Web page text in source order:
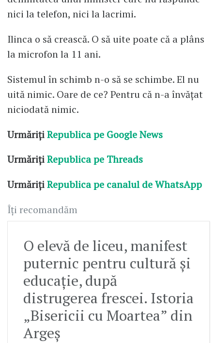
nici la telefon, nici la lacrimi.
Ilinca o să crească. O să uite poate că a plâns
la microfon la 11 ani.
Sistemul în schimb n-o să se schimbe. El nu
uită nimic. Oare de ce? Pentru că n-a învățat
niciodată nimic.
UrmărițiRepublica pe Google News
UrmărițiRepublica pe Threads
UrmărițiRepublica pe canalul de WhatsApp
Îți recomandăm
O elevă de liceu, manifest
puternic pentru cultură și
educație, după
distrugerea frescei. Istoria
„Bisericii cu Moartea” din
Argeș